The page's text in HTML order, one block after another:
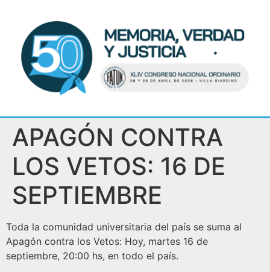
APAGÓN CONTRA
LOS VETOS: 16 DE
SEPTIEMBRE
Toda la comunidad universitaria del país se suma al
Apagón contra los Vetos: Hoy, martes 16 de
septiembre, 20:00 hs, en todo el país.